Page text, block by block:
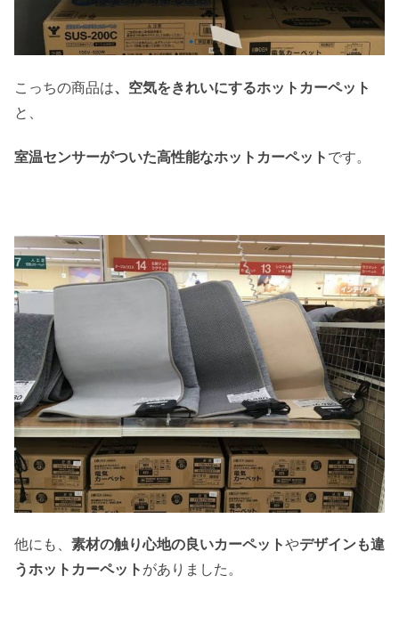
こっちの商品は、空気をきれいにするホットカーペット
と、
室温センサーがついた高性能なホットカーペット です。
他にも、 素材の触り心地の良いカーペットやデザインも違
うホットカーペット がありました。